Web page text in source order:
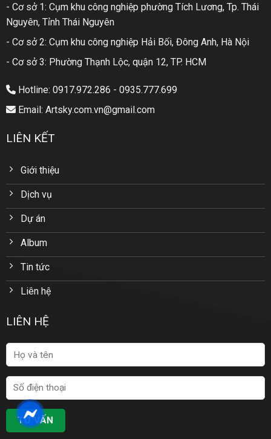
- Cơ sở 1: Cụm khu công nghiệp phường Tích Lương, Tp. Thái
Nguyên, Tỉnh Thái Nguyên
- Cơ sở 2: Cụm khu công nghiệp Hải Bối, Đông Anh, Hà Nội
- Cơ sở 3: Phường Thạnh Lộc, quận 12, TP. HCM
Hotline: 0917.972.286 - 0935.777.699
Email: Artsky.com.vn@gmail.com
LIÊN KẾT
Giới thiệu
Dịch vụ
Dự án
Album
Tin tức
Liên hệ
LIÊN HỆ